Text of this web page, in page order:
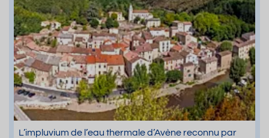
L’impluvium de l’eau thermale d’Avène reconnu par